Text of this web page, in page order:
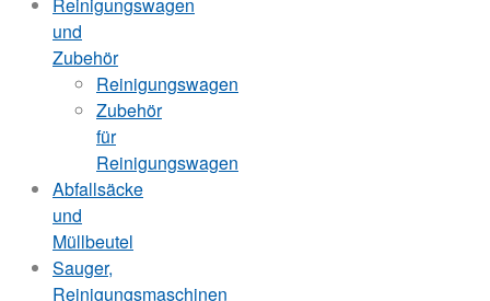
Reinigungswagen
und
Zubehör
Reinigungswagen
Zubehör
für
Reinigungswagen
Abfallsäcke
und
Müllbeutel
Sauger,
Reinigungsmaschinen